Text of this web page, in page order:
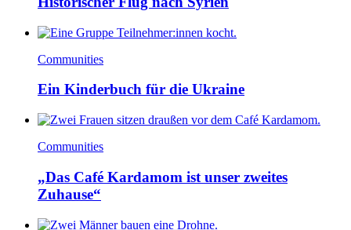
Communities
Ein Kinderbuch für die Ukraine
Communities
„Das Café Kardamom ist unser zweites
Zuhause“